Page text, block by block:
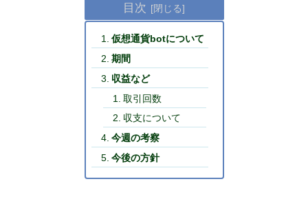
目次
仮想通貨botについて
期間
収益など
取引回数
収支について
今週の考察
今後の方針